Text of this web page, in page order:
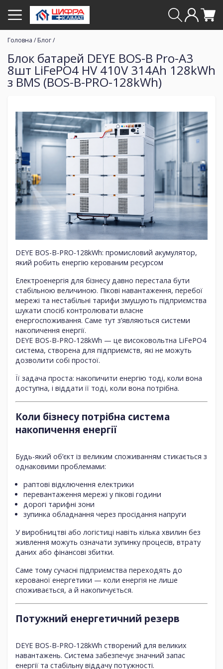
Головна / Блог/
Блок батарей DEYE BOS-B Pro-A3
8шт LiFePO4 HV 410V 314Ah 128kWh
з BMS (BOS-B-PRO-128kWh)
DEYE BOS-B-PRO-128kWh: промисловий акумулятор,
який робить енергію керованим ресурсом
Електроенергія для бізнесу давно перестала бути
стабільною величиною. Пікові навантаження, перебої
мережі та нестабільні тарифи змушують підприємства
шукати спосіб контролювати власне
енергоспоживання. Саме тут з’являються системи
накопичення енергії.
DEYE BOS-B-PRO-128kWh — це високовольтна LiFePO4
система, створена для підприємств, які не можуть
дозволити собі простої.
Її задача проста: накопичити енергію тоді, коли вона
доступна, і віддати її тоді, коли вона потрібна.
Коли бізнесу потрібна система
накопичення енергії
Будь-який об’єкт із великим споживанням стикається з
однаковими проблемами:
раптові відключення електрики
перевантаження мережі у пікові години
дорогі тарифні зони
зупинка обладнання через просідання напруги
У виробництві або логістиці навіть кілька хвилин без
живлення можуть означати зупинку процесів, втрату
даних або фінансові збитки.
Саме тому сучасні підприємства переходять до
керованої енергетики — коли енергія не лише
споживається, а й накопичується.
Потужний енергетичний резерв
DEYE BOS-B-PRO-128kWh створений для великих
навантажень. Система забезпечує значний запас
енергії та стабільну віддачу потужності.